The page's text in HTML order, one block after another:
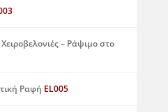
– Ράψιμο στο
Ραφή EL005